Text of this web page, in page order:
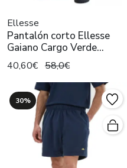
Ellesse
Pantalón corto Ellesse
Gaiano Cargo Verde
Hombre
40,60€ 58,0€
30%